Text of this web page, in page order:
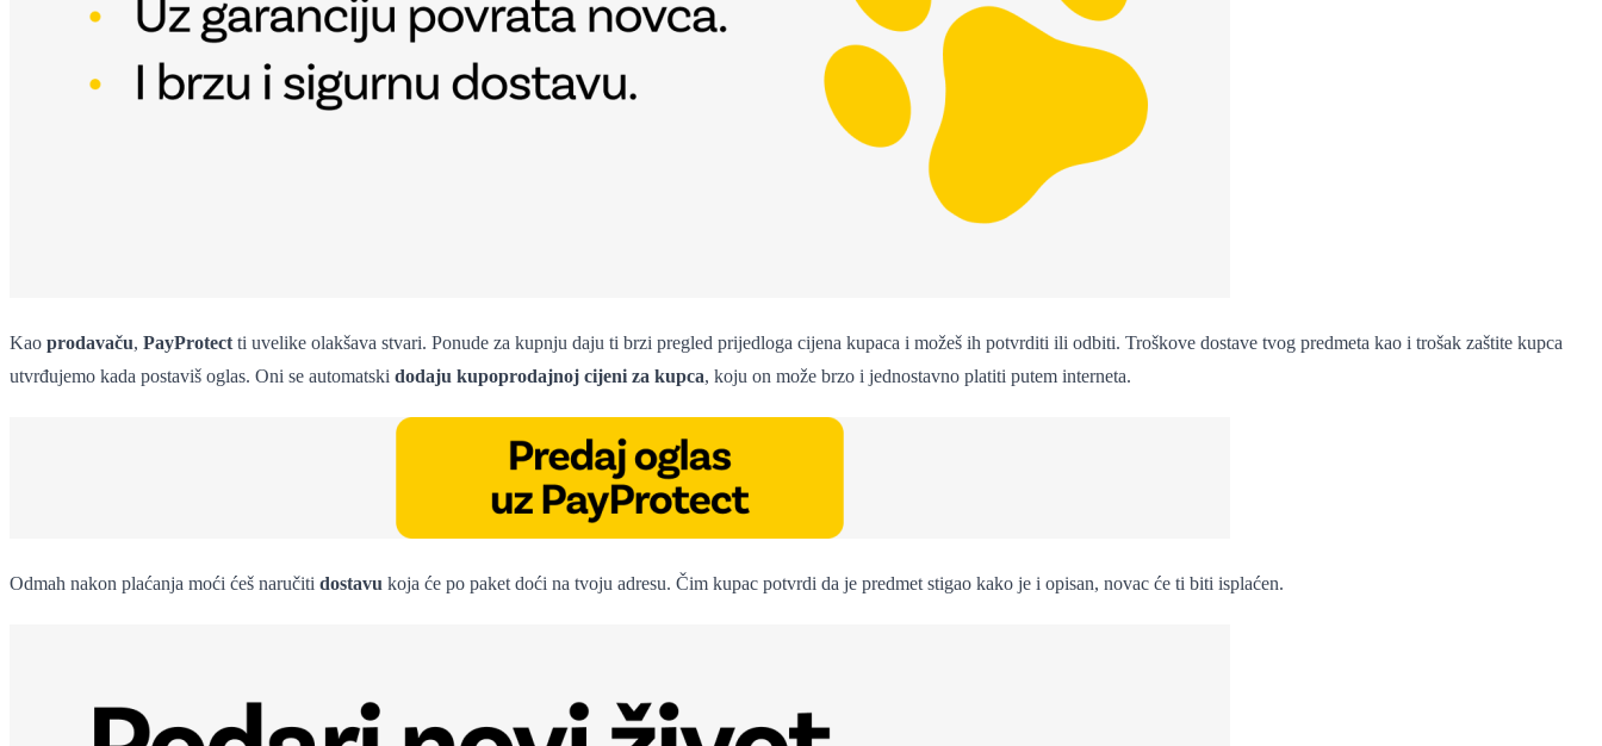
Kao prodavaču, PayProtect ti uvelike olakšava stvari. Ponude za kupnju daju ti brzi pregled prijedloga cijena kupaca i možeš ih potvrditi ili odbiti. Troškove dostave tvog predmeta kao i trošak zaštite kupca
utvrđujemo kada postaviš oglas. Oni se automatski dodaju kupoprodajnoj cijeni za kupca, koju on može brzo i jednostavno platiti putem interneta.
Odmah nakon plaćanja moći ćeš naručiti dostavu koja će po paket doći na tvoju adresu. Čim kupac potvrdi da je predmet stigao kako je i opisan, novac će ti biti isplaćen.